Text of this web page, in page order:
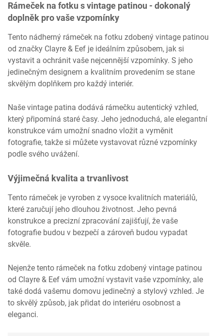
Rámeček na fotku s vintage patinou - dokonalý
doplněk pro vaše vzpomínky
Tento nádherný rámeček na fotku zdobený vintage patinou
od značky Clayre & Eef je ideálním způsobem, jak si
vystavit a ochránit vaše nejcennější vzpomínky. S jeho
jedinečným designem a kvalitním provedením se stane
skvělým doplňkem pro každý interiér.
Naše vintage patina dodává rámečku autentický vzhled,
který připomíná staré časy. Jeho jednoduchá, ale elegantní
konstrukce vám umožní snadno vložit a vyměnit
fotografie, takže si můžete vystavovat různé vzpomínky
podle svého uvážení.
Výjimečná kvalita a trvanlivost
Tento rámeček je vyroben z vysoce kvalitních materiálů,
které zaručují jeho dlouhou životnost. Jeho pevná
konstrukce a precizní zpracování zajišťují, že vaše
fotografie budou v bezpečí a zároveň budou vypadat
skvěle.
Nejenže tento rámeček na fotku zdobený vintage patinou
od Clayre & Eef vám umožní vystavit vaše vzpomínky, ale
také dodá vašemu domovu jedinečný a stylový vzhled. Je
to skvělý způsob, jak přidat do interiéru osobnost a
eleganci.